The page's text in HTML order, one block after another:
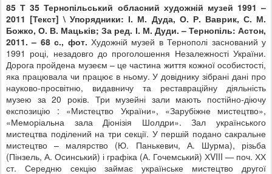
85 Т 35 Тернопільський обласний художній музей 1991 –
2011 [Текст] \ Упорядники: І. М. Дуда, О. Р. Ваврик, С. М.
Божко, О. В. Мацьків; За ред. І. М. Дуди. – Тернопіль: Астон,
2011. – 68 с., фот. Художній музей в Тернополі заснований у
1991 році, незадовго до проголошення Незалежності України.
Дорога пройдена музеєм – це частина життя кожної особистості,
яка працювала чи працює в ньому. У довіднику зібрані дані про
науково-просвітню, видавничу та реставраційну діяльність
музею за 20 років. Три музейні зали мають постійно-діючу
експозицію : «Мистецтво України», «Зарубіжне мистецтво»,
«Меморіальна зала Діонізія Шолдри». Зал українського
мистецтва поділений на три секції. У першій подано сакральне
мистецтво – малярство (Ю. Панькевич, А. Шурма), різьба
(Пінзель, А. Осинський) і графіка (А. Гочемський) ХVIII — поч. ХХ
ст. Середню секцію займає українське мистецтво другої